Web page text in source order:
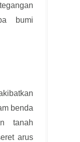
bumi
benda
tanah
arus